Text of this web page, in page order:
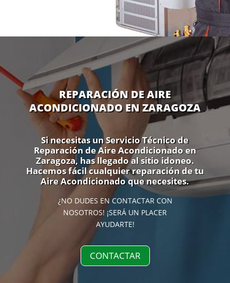
REPARACIÓN DE AIRE
ACONDICIONADO EN ZARAGOZA
Si necesitas un Servicio Técnico de
Reparación de Aire Acondicionado en
Zaragoza, has llegado al sitio idoneo.
Hacemos fácil cualquier reparación de tu
Aire Acondicionado que necesites.
¿NO DUDES EN CONTACTAR CON
NOSOTROS! ¡SERÁ UN PLACER
AYUDARTE!
CONTACTAR